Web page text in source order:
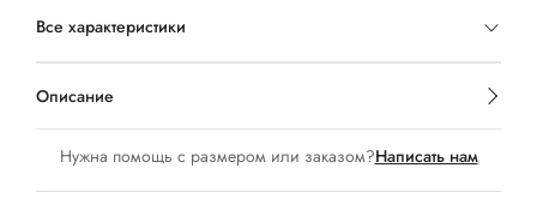
Нужна помощь с размером или заказом?Написать нам
Все характеристики
Описание